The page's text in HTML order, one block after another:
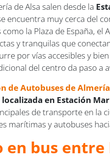
de Alsa salen desde la
encuentra muy cerca del
la Plaza de España, el
y tranquilas que
por vías accesibles y
del centro da paso a
de Autobuses de Almería
en Estación
de transporte en la
marítimas y autobuses
en bus